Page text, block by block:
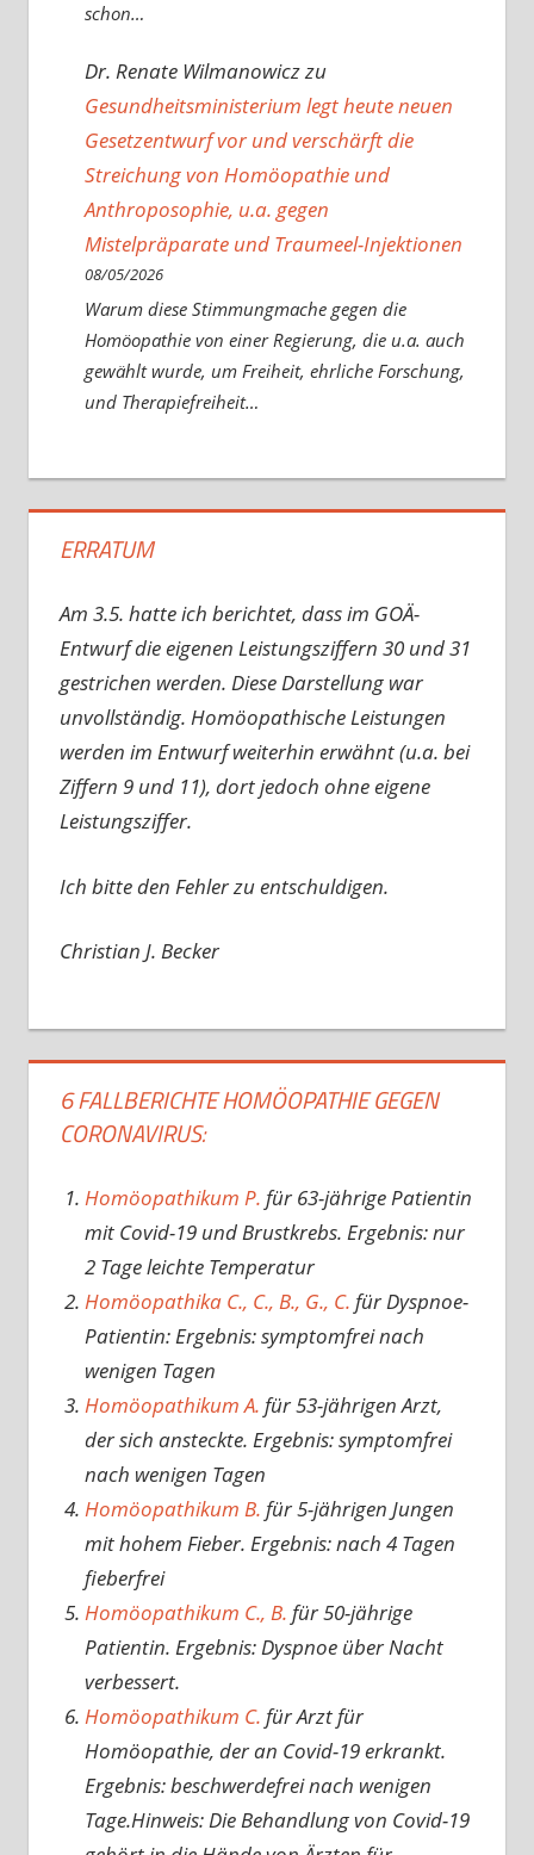
schon…
Dr. Renate Wilmanowiczzu
Gesundheitsministerium legt heute neuen
Gesetzentwurf vor und verschärft die
Streichung von Homöopathie und
Anthroposophie, u.a. gegen
Mistelpräparate und Traumeel-Injektionen
08/05/2026
Warum diese Stimmungmache gegen die
Homöopathie von einer Regierung, die u.a. auch
gewählt wurde, um Freiheit, ehrliche Forschung,
und Therapiefreiheit…
ERRATUM
Am 3.5. hatte ich berichtet, dass im GOÄ-
Entwurf die eigenen Leistungsziffern 30 und 31
gestrichen werden. Diese Darstellung war
unvollständig. Homöopathische Leistungen
werden im Entwurf weiterhin erwähnt (u.a. bei
Ziffern 9 und 11), dort jedoch ohne eigene
Leistungsziffer.
Ich bitte den Fehler zu entschuldigen.
Christian J. Becker
6 FALLBERICHTE HOMÖOPATHIE GEGEN
CORONAVIRUS:
Homöopathikum P. für 63-jährige Patientin
mit Covid-19 und Brustkrebs. Ergebnis: nur
2 Tage leichte Temperatur
Homöopathika C., C., B., G., C. für Dyspnoe-
Patientin: Ergebnis: symptomfrei nach
wenigen Tagen
Homöopathikum A. für 53-jährigen Arzt,
der sich ansteckte. Ergebnis: symptomfrei
nach wenigen Tagen
Homöopathikum B. für 5-jährigen Jungen
mit hohem Fieber. Ergebnis: nach 4 Tagen
fieberfrei
Homöopathikum C., B. für 50-jährige
Patientin. Ergebnis: Dyspnoe über Nacht
verbessert.
Homöopathikum C. für Arzt für
Homöopathie, der an Covid-19 erkrankt.
Ergebnis: beschwerdefrei nach wenigen
Tage.Hinweis: Die Behandlung von Covid-19